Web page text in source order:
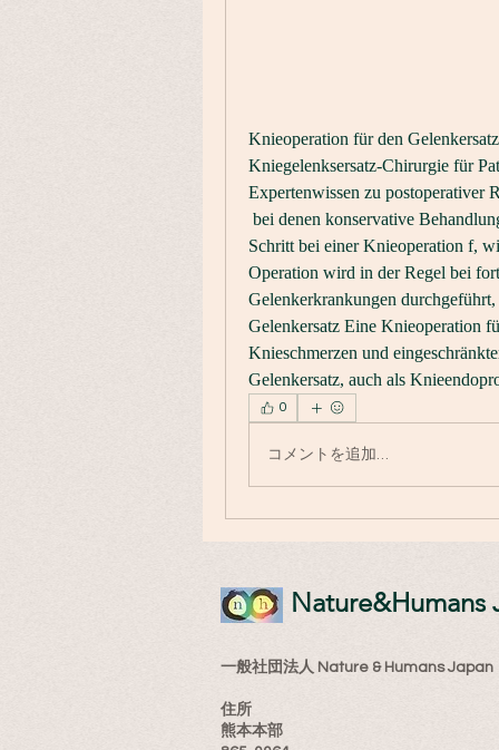
Knieoperation für den
Kniegelenksersatz-Chirurgie für
Expertenwissen zu postoperativer
Schritt bei einer Knieoperation f,
Operation wird in der Regel bei
Gelenkerkrankungen
Gelenkersatz Eine Knieoperation
Knieschmerzen und
Gelenkersatz, auch als
0
コメントを追加…
​Nature&Humans
一般社団法人 Nature & Humans Japan
住所
熊本本部